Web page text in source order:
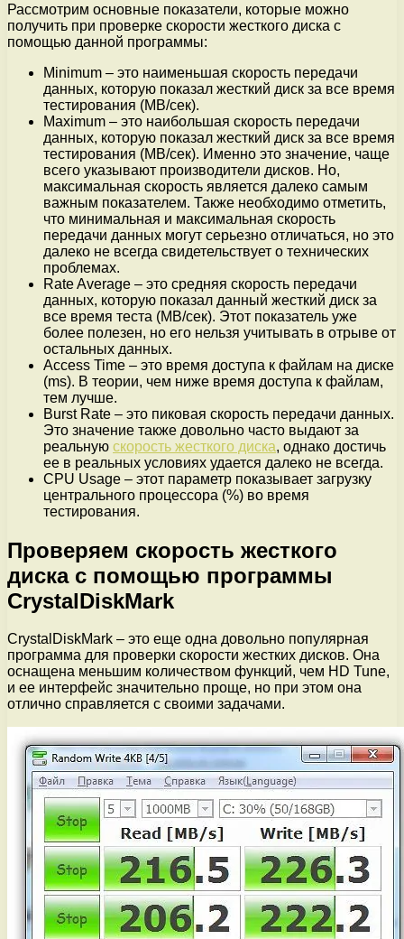
Рассмотрим основные показатели, которые можно
получить при проверке скорости жесткого диска с
помощью данной программы:
Minimum – это наименьшая скорость передачи
данных, которую показал жесткий диск за все время
тестирования (MB/сек).
Maximum – это наибольшая скорость передачи
данных, которую показал жесткий диск за все время
тестирования (MB/сек). Именно это значение, чаще
всего указывают производители дисков. Но,
максимальная скорость является далеко самым
важным показателем. Также необходимо отметить,
что минимальная и максимальная скорость
передачи данных могут серьезно отличаться, но это
далеко не всегда свидетельствует о технических
проблемах.
Rate Average – это средняя скорость передачи
данных, которую показал данный жесткий диск за
все время теста (MB/сек). Этот показатель уже
более полезен, но его нельзя учитывать в отрыве от
остальных данных.
Access Time – это время доступа к файлам на диске
(ms). В теории, чем ниже время доступа к файлам,
тем лучше.
Burst Rate – это пиковая скорость передачи данных.
Это значение также довольно часто выдают за
реальную скорость жесткого диска, однако достичь
ее в реальных условиях удается далеко не всегда.
CPU Usage – этот параметр показывает загрузку
центрального процессора (%) во время
тестирования.
Проверяем скорость жесткого
диска с помощью программы
CrystalDiskMark
CrystalDiskMark – это еще одна довольно популярная
программа для проверки скорости жестких дисков. Она
оснащена меньшим количеством функций, чем HD Tune,
и ее интерфейс значительно проще, но при этом она
отлично справляется с своими задачами.